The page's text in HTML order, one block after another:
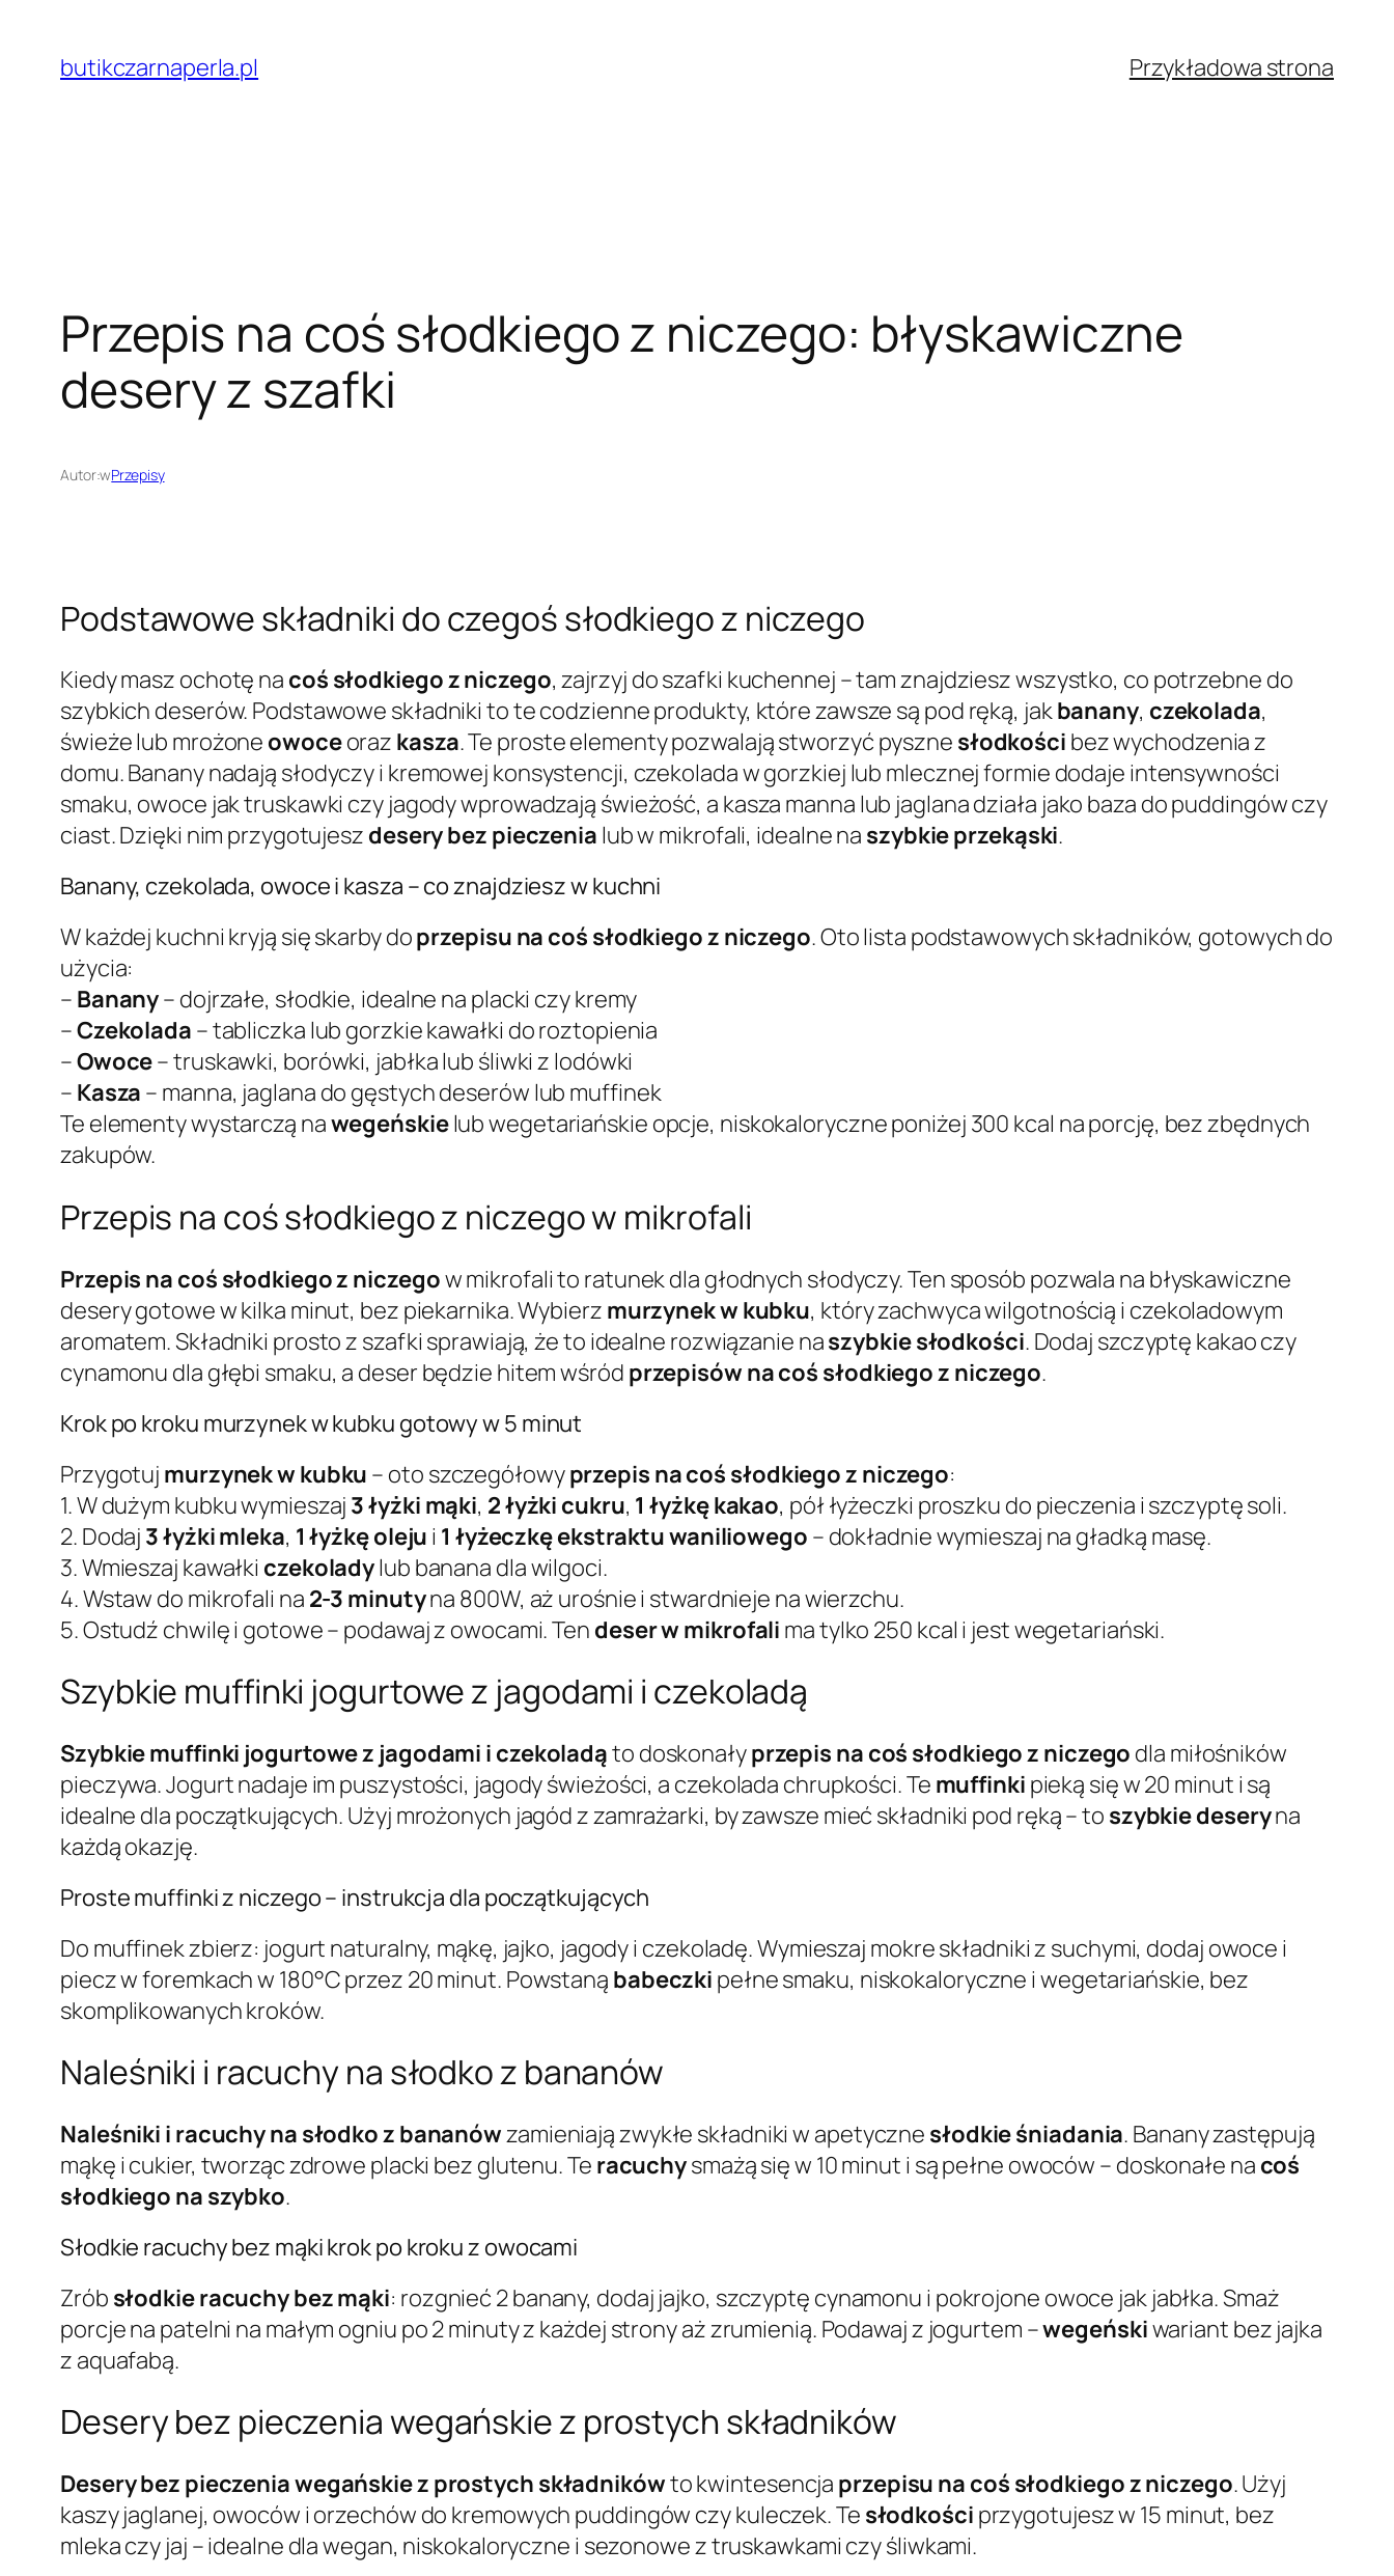
treści
butikczarnaperla.pl Przykładowa strona
Przepis na coś słodkiego z niczego: błyskawiczne
desery z szafki
Autor:wPrzepisy
Podstawowe składniki do czegoś słodkiego z niczego
Kiedy masz ochotę na coś słodkiego z niczego, zajrzyj do szafki kuchennej – tam znajdziesz wszystko, co potrzebne do
szybkich deserów. Podstawowe składniki to te codzienne produkty, które zawsze są pod ręką, jakbanany, czekolada,
świeże lub mrożone owoceoraz kasza. Te proste elementy pozwalają stworzyć pyszne słodkości bez wychodzenia z
domu. Banany nadają słodyczy i kremowej konsystencji, czekolada w gorzkiej lub mlecznej formie dodaje intensywności
smaku, owoce jak truskawki czy jagody wprowadzają świeżość, a kasza manna lub jaglana działa jako baza do puddingów czy
ciast. Dzięki nim przygotujesz desery bez pieczenia lub w mikrofali, idealne na szybkie przekąski.
Banany, czekolada, owoce i kasza – co znajdziesz w kuchni
W każdej kuchni kryją się skarby doprzepisu na coś słodkiego z niczego. Oto lista podstawowych składników, gotowych do
użycia:
– Banany– dojrzałe, słodkie, idealne na placki czy kremy
–Czekolada – tabliczka lub gorzkie kawałki do roztopienia
–Owoce– truskawki, borówki, jabłka lub śliwki z lodówki
– Kasza – manna, jaglana do gęstych deserów lub muffinek
Te elementy wystarczą nawegeńskielub wegetariańskie opcje, niskokaloryczne poniżej 300 kcal na porcję, bez zbędnych
zakupów.
Przepis na coś słodkiego z niczego w mikrofali
Przepis na coś słodkiego z niczegow mikrofali to ratunek dla głodnych słodyczy. Ten sposób pozwala na błyskawiczne
desery gotowe w kilka minut, bez piekarnika. Wybierz murzynek w kubku, który zachwyca wilgotnością i czekoladowym
aromatem. Składniki prosto z szafki sprawiają, że to idealne rozwiązanie naszybkie słodkości. Dodaj szczyptę kakao czy
cynamonu dla głębi smaku, a deser będzie hitem wśród przepisów na coś słodkiego z niczego.
Krok po kroku murzynek w kubku gotowy w 5 minut
Przygotuj murzynek w kubku – oto szczegółowyprzepis na coś słodkiego z niczego:
1. W dużym kubku wymieszaj 3 łyżki mąki, 2 łyżki cukru, 1 łyżkę kakao, pół łyżeczki proszku do pieczenia i szczyptę soli.
2. Dodaj 3 łyżki mleka, 1 łyżkę oleju i 1 łyżeczkę ekstraktu waniliowego – dokładnie wymieszaj na gładką masę.
3. Wmieszaj kawałki czekoladylub banana dla wilgoci.
4. Wstaw do mikrofali na 2-3 minutyna 800W, aż urośnie i stwardnieje na wierzchu.
5. Ostudź chwilę i gotowe – podawaj z owocami. Ten deser w mikrofali ma tylko 250 kcal i jest wegetariański.
Szybkie muffinki jogurtowe z jagodami i czekoladą
Szybkie muffinki jogurtowe z jagodami i czekoladąto doskonałyprzepis na coś słodkiego z niczego dla miłośników
pieczywa. Jogurt nadaje im puszystości, jagody świeżości, a czekolada chrupkości. Te muffinki pieką się w 20 minut i są
idealne dla początkujących. Użyj mrożonych jagód z zamrażarki, by zawsze mieć składniki pod ręką – to szybkie deseryna
każdą okazję.
Proste muffinki z niczego – instrukcja dla początkujących
Do muffinek zbierz: jogurt naturalny, mąkę, jajko, jagody i czekoladę. Wymieszaj mokre składniki z suchymi, dodaj owoce i
piecz w foremkach w 180°C przez 20 minut. Powstaną babeczki pełne smaku, niskokaloryczne i wegetariańskie, bez
skomplikowanych kroków.
Naleśniki i racuchy na słodko z bananów
Naleśniki i racuchy na słodko z bananówzamieniają zwykłe składniki w apetyczne słodkie śniadania. Banany zastępują
mąkę i cukier, tworząc zdrowe placki bez glutenu. Te racuchysmażą się w 10 minut i są pełne owoców – doskonałe na coś
słodkiego na szybko.
Słodkie racuchy bez mąki krok po kroku z owocami
Zrób słodkie racuchy bez mąki: rozgnieć 2 banany, dodaj jajko, szczyptę cynamonu i pokrojone owoce jak jabłka. Smaż
porcje na patelni na małym ogniu po 2 minuty z każdej strony aż zrumienią. Podawaj z jogurtem –wegeńskiwariant bez jajka
z aquafabą.
Desery bez pieczenia wegańskie z prostych składników
Desery bez pieczenia wegańskie z prostych składnikówto kwintesencja przepisu na coś słodkiego z niczego. Użyj
kaszy jaglanej, owoców i orzechów do kremowych puddingów czy kuleczek. Te słodkości przygotujesz w 15 minut, bez
mleka czy jaj – idealne dla wegan, niskokaloryczne i sezonowe z truskawkami czy śliwkami.